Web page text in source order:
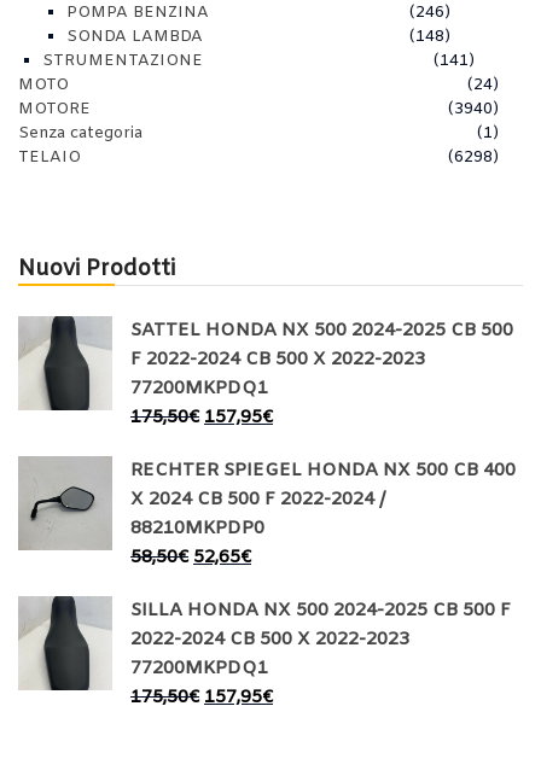
POMPA BENZINA
(246)
SONDA LAMBDA
(148)
STRUMENTAZIONE
(141)
MOTO
(24)
MOTORE
(3940)
Senza categoria
(1)
TELAIO
(6298)
Nuovi Prodotti
SATTEL HONDA NX 500 2024-2025 CB 500
F 2022-2024 CB 500 X 2022-2023
77200MKPDQ1
175,50€ 157,95€
RECHTER SPIEGEL HONDA NX 500 CB 400
X 2024 CB 500 F 2022-2024 /
88210MKPDP0
58,50€ 52,65€
SILLA HONDA NX 500 2024-2025 CB 500 F
2022-2024 CB 500 X 2022-2023
77200MKPDQ1
175,50€ 157,95€